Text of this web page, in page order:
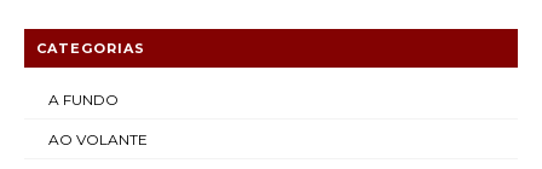
CATEGORIAS
A FUNDO
AO VOLANTE